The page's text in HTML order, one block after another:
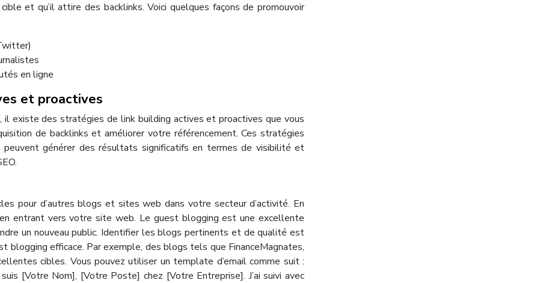
et qu’il attire des backlinks. Voici quelques façons de promouvoir
en ligne
et proactives
existe des stratégies de link building actives et proactives que vous
de backlinks et améliorer votre référencement. Ces stratégies
générer des résultats significatifs en termes de visibilité et
pour d’autres blogs et sites web dans votre secteur d’activité. En
entrant vers votre site web. Le guest blogging est une excellente
un nouveau public. Identifier les blogs pertinents et de qualité est
blogging efficace. Par exemple, des blogs tels que FinanceMagnates,
cibles. Vous pouvez utiliser un template d’email comme suit :
[Votre Nom], [Votre Poste] chez [Votre Entreprise]. J’ai suivi avec